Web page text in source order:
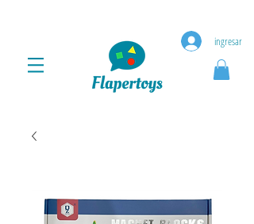
ingresar